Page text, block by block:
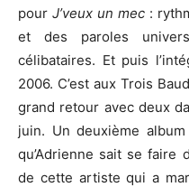
pour J’veux un mec :
et des paroles
célibataires. Et puis
2006. C’est aux Trois
grand retour avec deux
juin. Un deuxième
qu’Adrienne sait se faire
de cette artiste qui a